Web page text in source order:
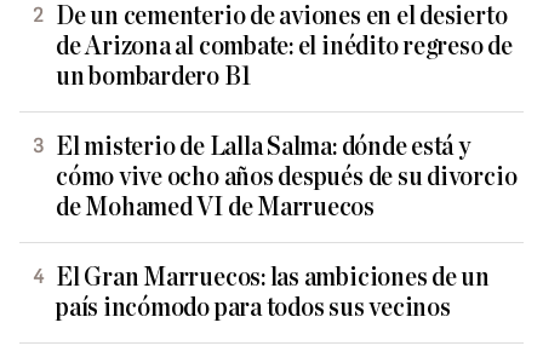
De un cementerio de aviones en el desierto
de Arizona al combate: el inédito regreso de
un bombardero B1
El misterio de Lalla Salma: dónde está y
cómo vive ocho años después de su divorcio
de Mohamed VI de Marruecos
El Gran Marruecos: las ambiciones de un
país incómodo para todos sus vecinos